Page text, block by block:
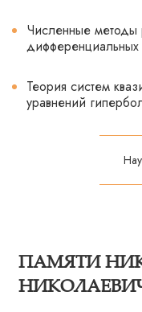
Численные
дифференциальных
Теория систем
уравнений
ПАМЯТИ